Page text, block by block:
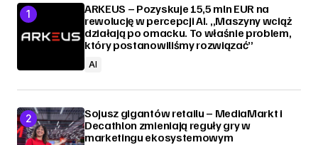
ARKEUS – Pozyskuje 15,5 mln EUR na
rewolucję w percepcji AI. „Maszyny wciąż
działają po omacku. To właśnie problem,
który postanowiliśmy rozwiązać”
AI
Sojusz gigantów retailu – MediaMarkt i
Decathlon zmieniają reguły gry w
marketingu ekosystemowym